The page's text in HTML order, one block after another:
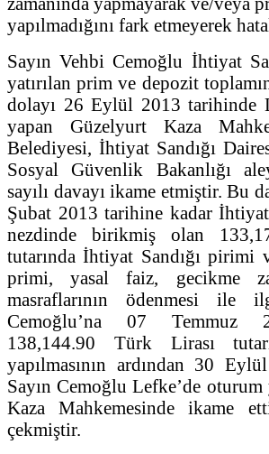
yapılmadığını fark etmeyerek
Sayın Vehbi Cemoğlu İhtiyat
yatırılan prim ve depozit
dolayı 26 Eylül 2013 tarihinde
yapan Güzelyurt Kaza
Belediyesi, İhtiyat Sandığı
Sosyal Güvenlik Bakanlığı
sayılı davayı ikame etmiştir. Bu
Şubat 2013 tarihine kadar İhtiyat
nezdinde birikmiş olan
tutarında İhtiyat Sandığı pirimi
primi, yasal faiz, gecikme
masraflarının ödenmesi ile
Cemoğlu’na 07 Temmuz
138,144.90 Türk Lirası
yapılmasının ardından 30
Sayın Cemoğlu Lefke’de
Kaza Mahkemesinde ikame
çekmiştir.